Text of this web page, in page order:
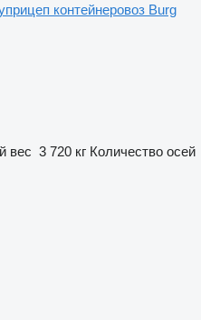
контейнеровоз Burg
вес 3 720 кг Количество осей